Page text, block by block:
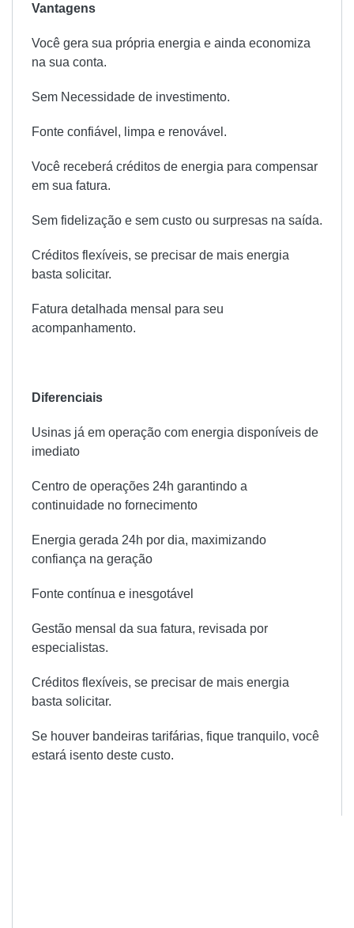
Vantagens
Você gera sua própria energia e ainda economiza
na sua conta.
Sem Necessidade de investimento.
Fonte confiável, limpa e renovável.
Você receberá créditos de energia para compensar
em sua fatura.
Sem fidelização e sem custo ou surpresas na saída.
Créditos flexíveis, se precisar de mais energia
basta solicitar.
Fatura detalhada mensal para seu
acompanhamento.
Diferenciais
Usinas já em operação com energia disponíveis de
imediato
Centro de operações 24h garantindo a
continuidade no fornecimento
Energia gerada 24h por dia, maximizando
confiança na geração
Fonte contínua e inesgotável
Gestão mensal da sua fatura, revisada por
especialistas.
Créditos flexíveis, se precisar de mais energia
basta solicitar.
Se houver bandeiras tarifárias, fique tranquilo, você
estará isento deste custo.